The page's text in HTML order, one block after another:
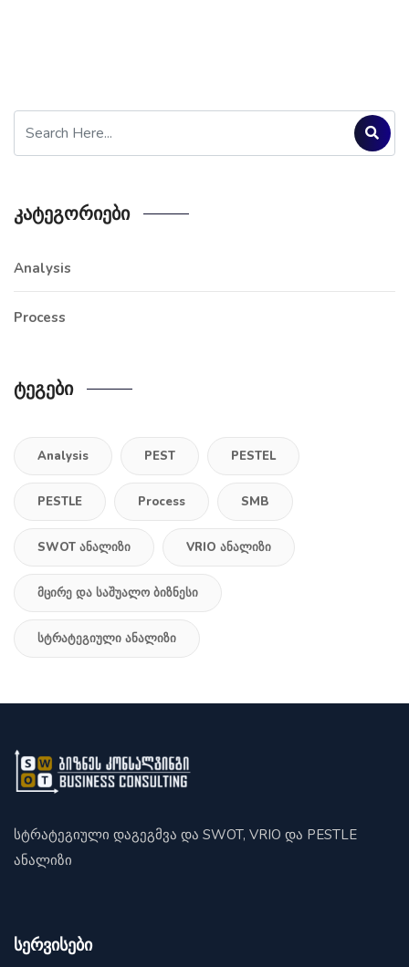
Კატეგორიები
Analysis
Process
Ტეგები
Analysis PEST PESTEL
PESTLE Process SMB
SWOT Ანალიზი VRIO Ანალიზი
Მცირე Და Საშუალო Ბიზნესი
Სტრატეგიული Ანალიზი
სტრატეგიული დაგეგმვა და SWOT, VRIO და PESTLE
ანალიზი
სერვისები